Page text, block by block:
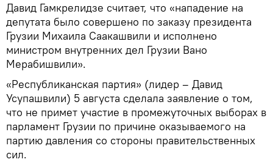
Давид Гамкрелидзе считает, что «нападение на
депутата было совершено по заказу президента
Грузии Михаила Саакашвили и исполнено
министром внутренних дел Грузии Вано
Мерабишвили».
«Республиканская партия» (лидер – Давид
Усупашвили) 5 августа сделала заявление о том,
что не примет участие в промежуточных выборах в
парламент Грузии по причине оказываемого на
партию давления со стороны правительственных
сил.